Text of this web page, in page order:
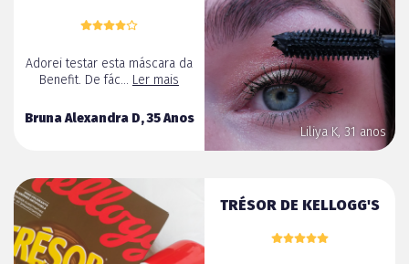
Liliya K, 31 anos
Adorei testar esta máscara da
Benefit. De fác... Ler mais
Bruna Alexandra D, 35 Anos
TRÉSOR DE KELLOGG'S